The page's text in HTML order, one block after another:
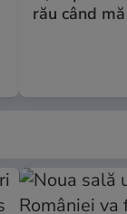
rău când